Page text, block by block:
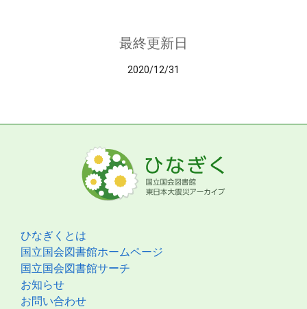
最終更新日
2020/12/31
ひなぎくとは
国立国会図書館ホームページ
国立国会図書館サーチ
お知らせ
お問い合わせ